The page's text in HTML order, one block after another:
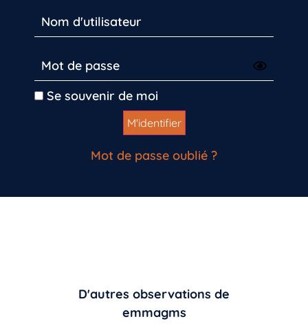
Se souvenir de moi
Mot de passe oublié ?
D'autres observations de
emmagms